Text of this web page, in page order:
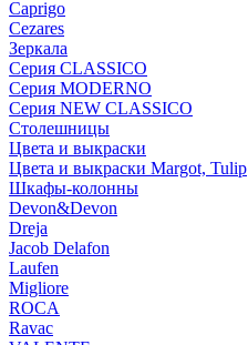
Caprigo
Cezares
Зеркала
Серия CLASSICO
Серия MODERNO
Серия NEW CLASSICO
Столешницы
Цвета и выкраски
Цвета и выкраски Margot, Tulip
Шкафы-колонны
Devon&Devon
Dreja
Jacob Delafon
Laufen
Migliore
ROCA
Rаvac